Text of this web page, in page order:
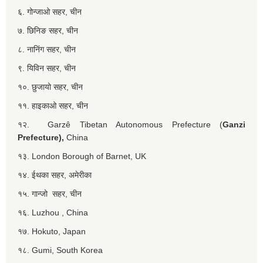
६. गोन्जाओ सहर, चीन
७. छिनिङ सहर, चीन
८. नानिंग सहर, चीन
९. यिविन सहर, चीन
१०. छुजायो सहर, चीन
११. हाइकाओ सहर, चीन
१२. Garzê Tibetan Autonomous Prefecture (Ganzi
Prefecture), China
१३. London Borough of Barnet, UK
१४. ईथका सहर, अमेरीका
१५. गान्जो सहर, चीन
१६. Luzhou , China
१७. Hokuto, Japan
१८. Gumi, South Korea